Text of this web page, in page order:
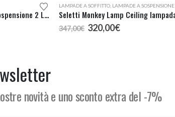
Redo Group Talis Lampada Sospensione 2 Luci
LAMPADE A SOFFITTO LAMPADE A SOSPENSIONE
347,00€ Il
prezzo
320,00€Il
novità e uno sconto extra del -7%